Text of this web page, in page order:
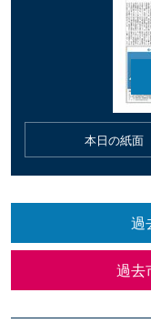
本日の紙面
過
過去